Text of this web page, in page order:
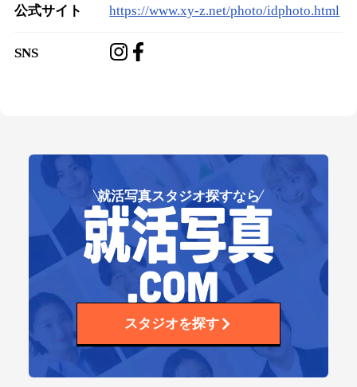
公式サイト https://www.xy-z.net/photo/idphoto.html
SNS
就活写真スタジオ探すなら
スタジオを探す